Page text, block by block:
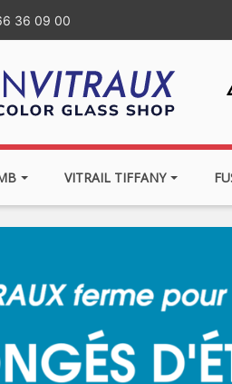
36 09 00
VITRAIL TIFFANY